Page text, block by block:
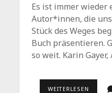
Es ist immer wieder
Autor*innen, die
Stück des Weges
Buch präsentieren.
so weit. Karin
WEITERLESEN